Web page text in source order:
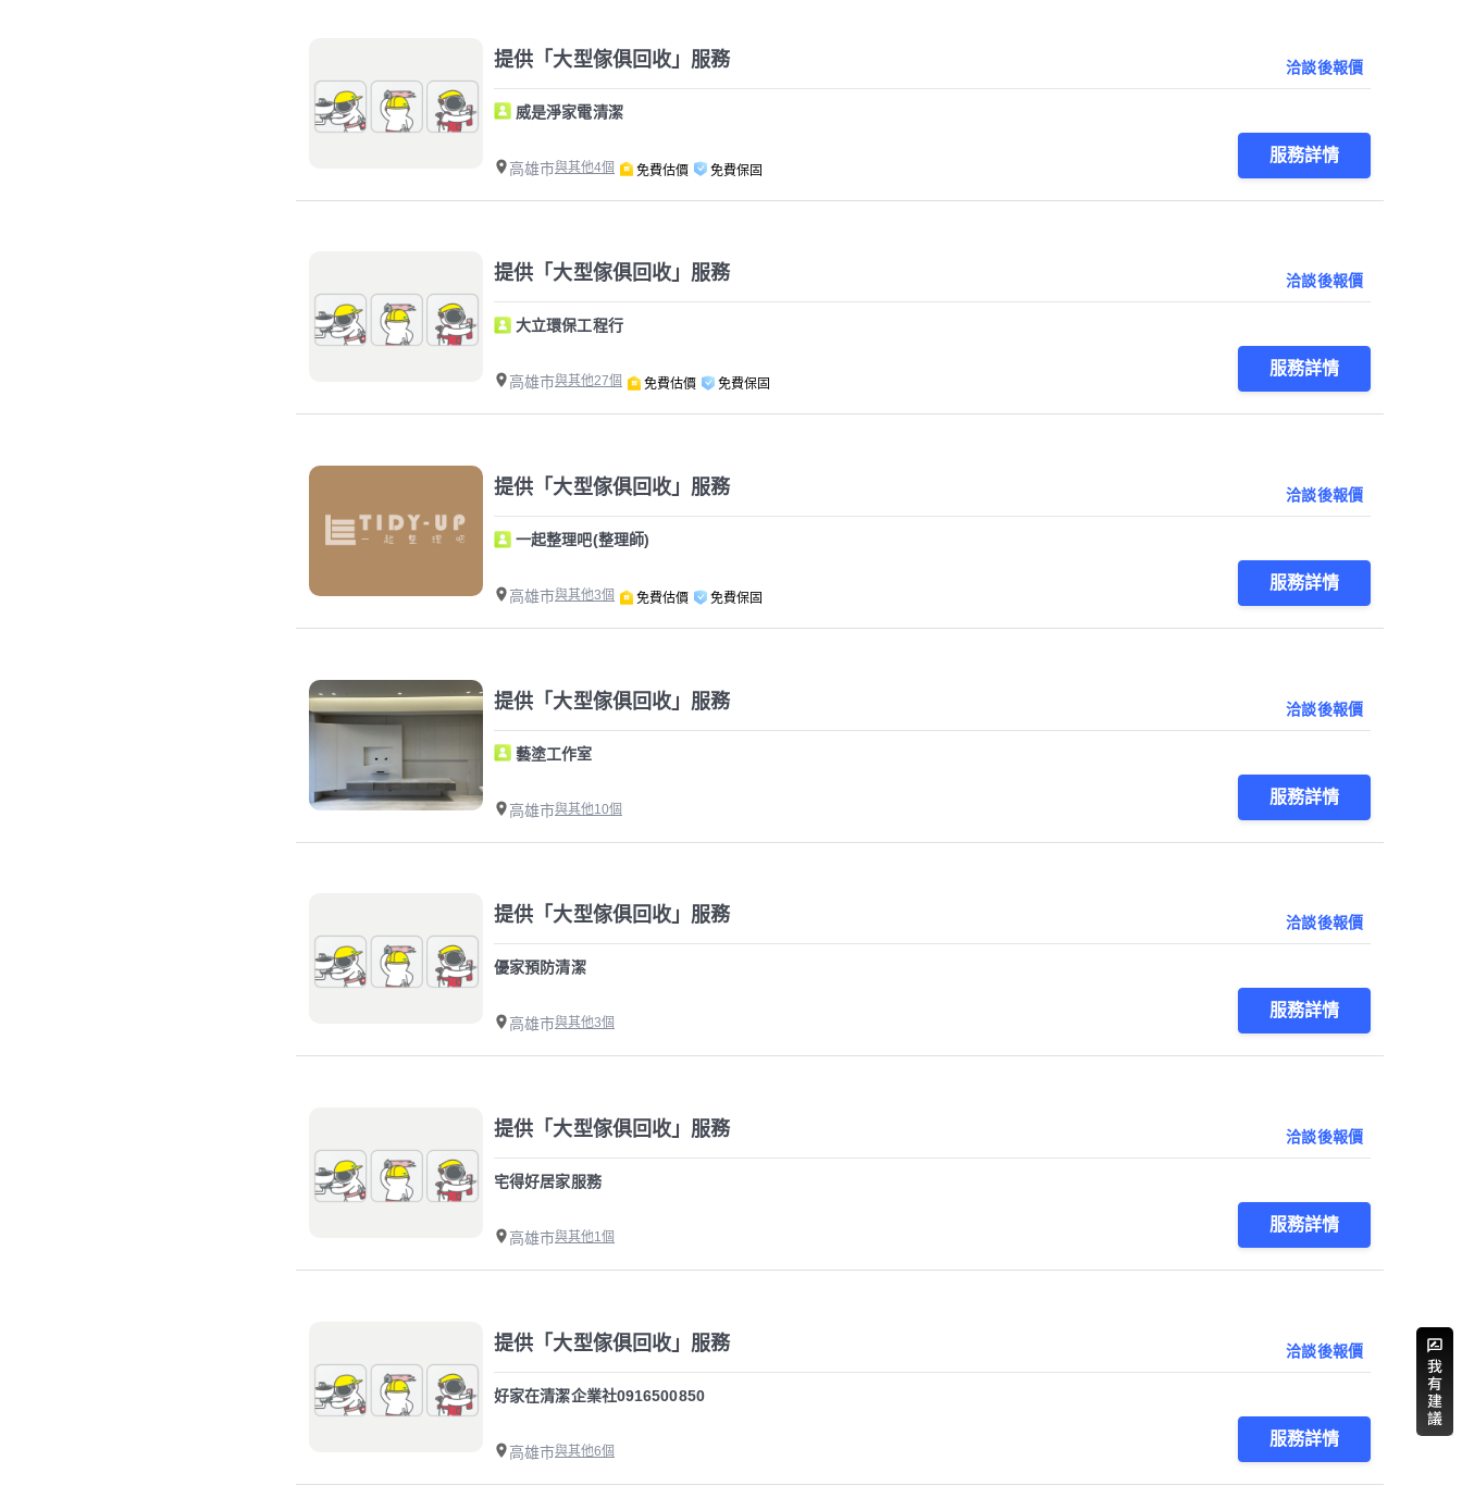
提供「大型傢俱回收」服務 洽談後報價
威是淨家電清潔
高雄市與其他4個 免費估價 免費保固
服務詳情
提供「大型傢俱回收」服務 洽談後報價
大立環保工程行
高雄市與其他27個 免費估價 免費保固
服務詳情
提供「大型傢俱回收」服務 洽談後報價
一起整理吧(整理師)
高雄市與其他3個 免費估價 免費保固
服務詳情
提供「大型傢俱回收」服務 洽談後報價
藝塗工作室
高雄市與其他10個
服務詳情
提供「大型傢俱回收」服務 洽談後報價
優家預防清潔
高雄市與其他3個
服務詳情
提供「大型傢俱回收」服務 洽談後報價
宅得好居家服務
高雄市與其他1個
服務詳情
提供「大型傢俱回收」服務 洽談後報價
好家在清潔企業社0916500850
高雄市與其他6個
服務詳情